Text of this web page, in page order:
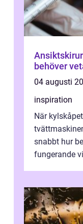
Ansiktskirurgi
behöver
04 augusti
inspiration
När
snabbt hur
fungerande